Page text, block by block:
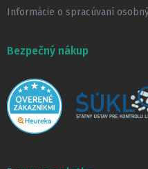
Informácie o spracúvaní
Bezpečný nákup